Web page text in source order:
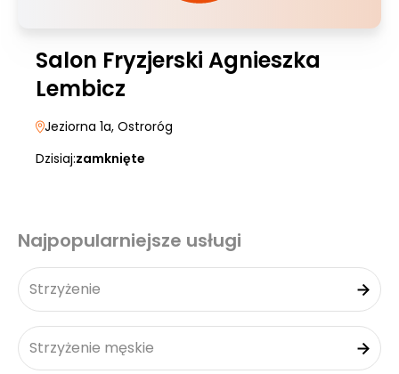
Salon Fryzjerski Agnieszka
Lembicz
Jeziorna 1a, Ostroróg
Dzisiaj:zamknięte
Najpopularniejsze usługi
Strzyżenie
Strzyżenie męskie